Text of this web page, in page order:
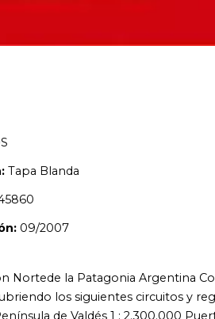
la Patagonia Argentina Contiene un
localidades más destacadas,